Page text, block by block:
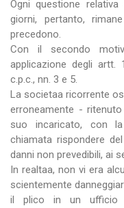
Ogni questione
giorni, pertanto,
precedono.
Con il secondo
applicazione degli artt.
c.p.c., nn. 3 e 5.
La societaa ricorrente
erroneamente -
suo incaricato, con
chiamata rispondere
danni non prevedibili, ai
In realtaa, non vi era
scientemente
il plico in un ufficio